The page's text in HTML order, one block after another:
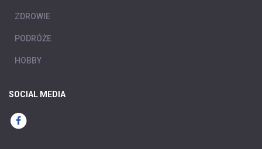
ZDROWIE
PODRÓŻE
HOBBY
SOCIAL MEDIA